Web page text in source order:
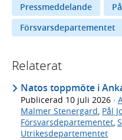
Pressmeddelande
Försvarsdepartementet
Relaterat
Natos toppmöte i
Publicerad 10 juli 2026 ·
Malmer Stenergard, Pål
Försvarsdepartementet,
Utrikesdepartementet